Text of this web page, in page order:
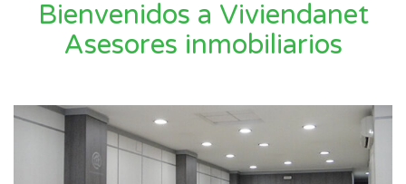
Bienvenidos a Viviendanet
Asesores inmobiliarios